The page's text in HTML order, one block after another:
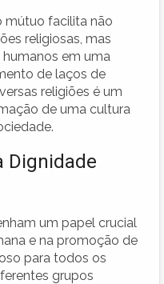
mútuo facilita não
religiosas, mas
em uma
de laços de
religiões é um
de uma cultura
Dignidade
um papel crucial
e na promoção de
para todos os
grupos